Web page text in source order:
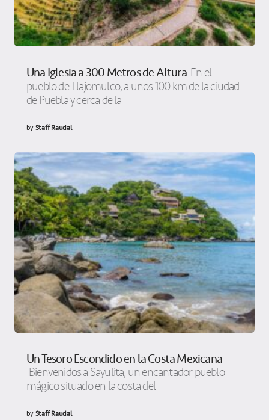
Una Iglesia a 300 Metros de Altura En el
pueblo de Tlajomulco, a unos 100 km de la ciudad
de Puebla y cerca de la
byStaff Raudal
Un Tesoro Escondido en la Costa Mexicana
Bienvenidos a Sayulita, un encantador pueblo
mágico situado en la costa del
byStaff Raudal